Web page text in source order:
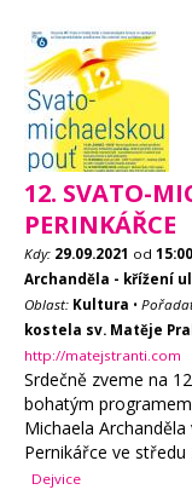
12. SVATO-
PERINKÁŘCE
Kdy: 29.09.2021 od 15:00
Archanděla - křížení
Oblast: Kultura •
kostela sv. Matěje
http://matejstranti.com
Srdečně zveme na
bohatým
Michaela
Pernikářce ve středu
Dejvice